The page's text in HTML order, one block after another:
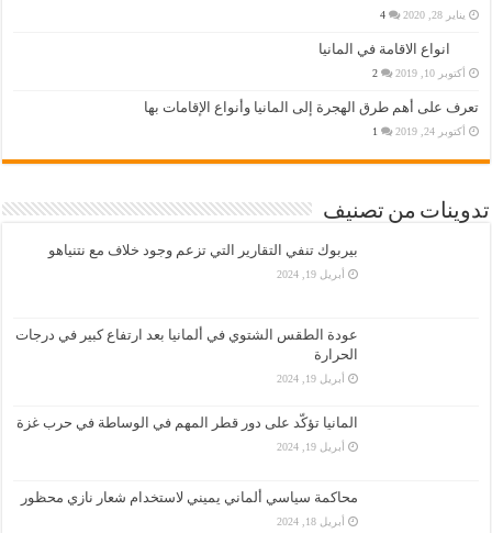
يناير 28, 2020 4
انواع الاقامة في المانيا
أكتوبر 10, 2019 2
تعرف على أهم طرق الهجرة إلى المانيا وأنواع الإقامات بها
أكتوبر 24, 2019 1
تدوينات من تصنيف
بيربوك تنفي التقارير التي تزعم وجود خلاف مع نتنياهو
أبريل 19, 2024
عودة الطقس الشتوي في ألمانيا بعد ارتفاع كبير في درجات
الحرارة
أبريل 19, 2024
المانيا تؤكّد على دور قطر المهم في الوساطة في حرب غزة
أبريل 19, 2024
محاكمة سياسي ألماني يميني لاستخدام شعار نازي محظور
أبريل 18, 2024